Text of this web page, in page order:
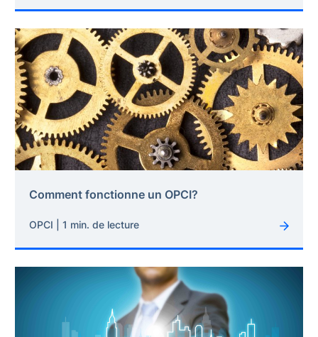
Comment fonctionne un OPCI?
OPCI | 1 min. de lecture